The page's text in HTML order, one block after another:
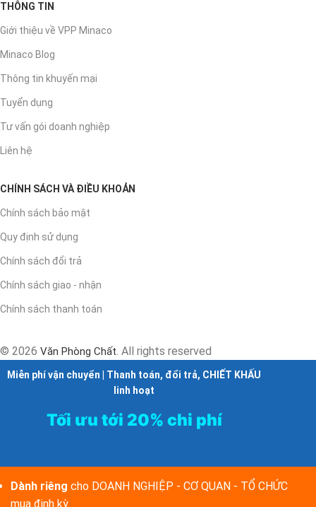
THÔNG TIN
Giới thiệu về VPP Minaco
Minaco Blog
Thông tin khuyến mại
Tuyển dụng
Tư vấn gói doanh nghiệp
Liên hệ
CHÍNH SÁCH VÀ ĐIỀU KHOẢN
Chính sách bảo mật
Quy định sử dụng
Chính sách đổi trả
Chính sách giao - nhận
Chính sách thanh toán
© 2026 Văn Phòng Chất. All rights reserved
Miễn phí vận chuyển | Thanh toán, đổi trả, CHIẾT KHẤU
linh hoạt
Tối ưu tới 20% chi phí
Dành riêng cho DOANH NGHIỆP - CƠ QUAN - TỔ CHỨC
mua định kỳ